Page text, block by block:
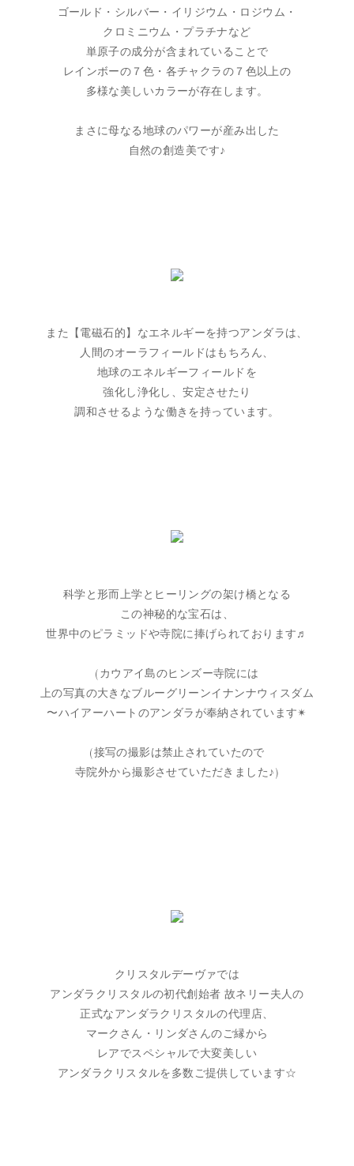
ゴールド・シルバー・イリジウム・ロジウム・
クロミニウム・プラチナなど
単原子の成分が含まれていることで
レインボーの７色・各チャクラの７色以上の
多様な美しいカラーが存在します。
まさに母なる地球のパワーが産み出した
自然の創造美です♪
また【電磁石的】なエネルギーを持つアンダラは、
人間のオーラフィールドはもちろん、
地球のエネルギーフィールドを
強化し浄化し、安定させたり
調和させるような働きを持っています。
科学と形而上学とヒーリングの架け橋となる
この神秘的な宝石は、
世界中のピラミッドや寺院に捧げられております♬
(カウアイ島のヒンズー寺院には
上の写真の大きなブルーグリーンイナンナウィスダム
〜ハイアーハートのアンダラが奉納されています✴︎
(接写の撮影は禁止されていたので
寺院外から撮影させていただきました♪)
クリスタルデーヴァでは
アンダラクリスタルの初代創始者 故ネリー夫人の
正式なアンダラクリスタルの代理店、
マークさん・リンダさんのご縁から
レアでスペシャルで大変美しい
アンダラクリスタルを多数ご提供しています☆